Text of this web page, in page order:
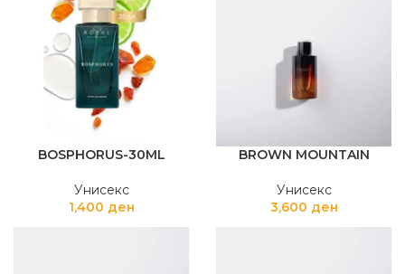
BOSPHORUS-30ML
Унисекс
1,400 ден
BROWN MOUNTAIN
Унисекс
3,600 ден